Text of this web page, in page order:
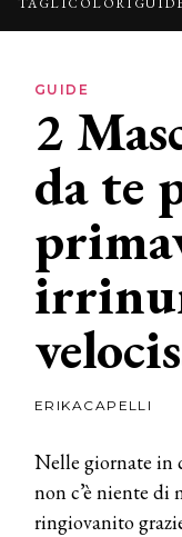
Lifestyle
News
News
dalle
aziende
GUIDE
2
da te
ERIKACAPELLI
Nelle giornate in
non c’è niente di
ringiovanito